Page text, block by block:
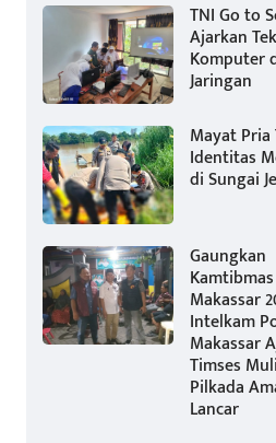
TNI Go to
Ajarkan
Komputer
Jaringan
Mayat Pria
Identitas
di Sungai
Gaungkan
Makassar
Intelkam
Makassar
Timses
Pilkada
Lancar